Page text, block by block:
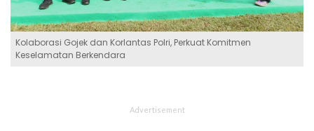
Kolaborasi Gojek dan Korlantas Polri, Perkuat Komitmen
Keselamatan Berkendara